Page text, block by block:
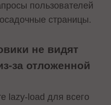
пользователей
страницы.
не видят
за отложенной
lazy-load для всего